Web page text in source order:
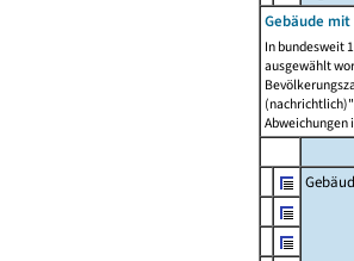
Gebäude
In bundesweit
ausgewählt
Abweichungen